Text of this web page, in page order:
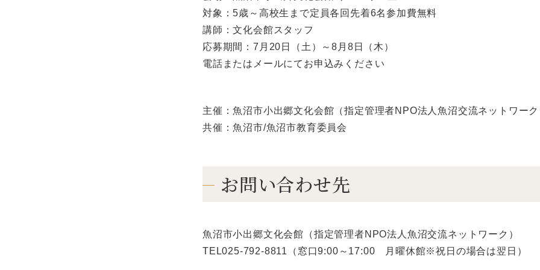
対象：5歳～高校生まで定員各回先着6名参加費無料
講師：文化会館スタッフ
応募期間：7月20日（土）～8月8日（木）
電話またはメールにてお申込みください
主催：魚沼市小出郷文化会館（指定管理者NPO法人魚沼交流ネットワー
共催：魚沼市/魚沼市教育委員会
お問い合わせ先
魚沼市小出郷文化会館（指定管理者NPO法人魚沼交流ネットワーク）
TEL025-792-8811（窓口9:00～17:00 月曜休館※祝日の場合は翌日）